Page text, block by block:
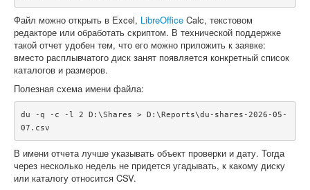
Файл можно открыть в Excel, LibreOffice Calc, текстовом
редакторе или обработать скриптом. В технической поддержке
такой отчет удобен тем, что его можно приложить к заявке:
вместо расплывчатого диск занят появляется конкретный список
каталогов и размеров.
Полезная схема имени файла:
du -q -c -l 2 D:\Shares > D:\Reports\du-shares-2026-05-
07.csv
В имени отчета лучше указывать объект проверки и дату. Тогда
через несколько недель не придется угадывать, к какому диску
или каталогу относится CSV.